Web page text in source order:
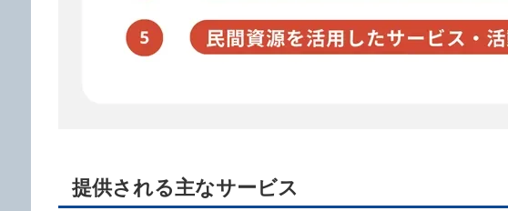
提供される主なサービス